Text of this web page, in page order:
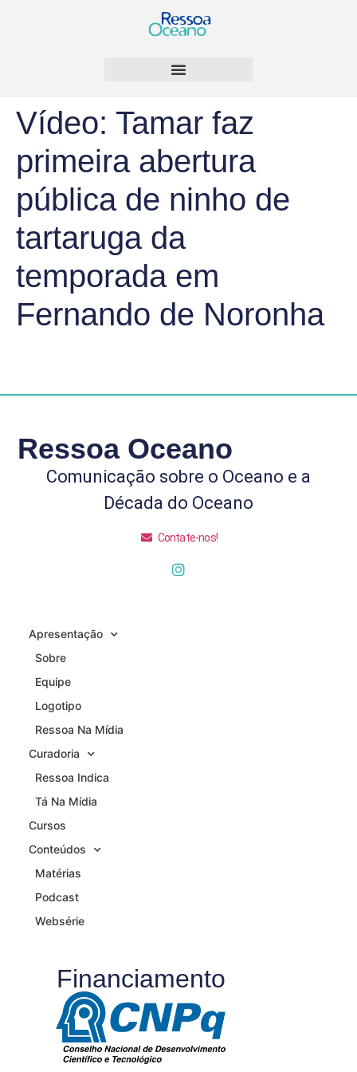
Vídeo: Tamar faz
primeira abertura
pública de ninho de
tartaruga da
temporada em
Fernando de Noronha
Ressoa Oceano
Comunicação sobre o Oceano e a
Década do Oceano
Contate-nos!
Apresentação
Sobre
Equipe
Logotipo
Ressoa Na Mídia
Curadoria
Ressoa Indica
Tá Na Mídia
Cursos
Conteúdos
Matérias
Podcast
Websérie
Financiamento